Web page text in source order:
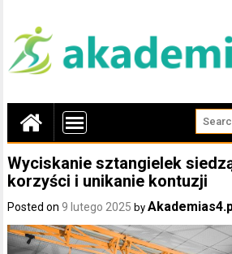
Wyciskanie sztangielek
korzyści i unikanie kontuzji
Posted on9 lutego 2025 by